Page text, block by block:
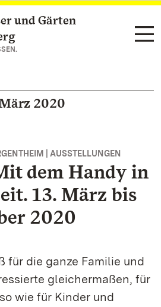
und Gärten
2020
| AUSSTELLUNGEN
dem Handy in
13. März bis
2020
für die ganze Familie und
gleichermaßen, für
wie für Kinder und